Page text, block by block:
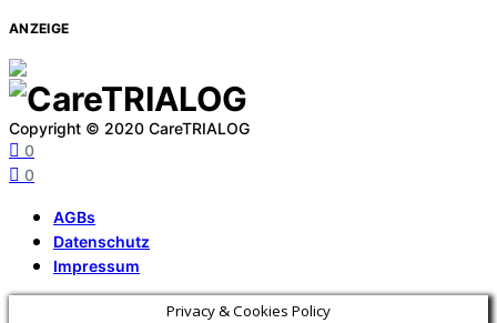
ANZEIGE
Copyright © 2020 CareTRIALOG
0
0
AGBs
Datenschutz
Impressum
Privacy & Cookies Policy